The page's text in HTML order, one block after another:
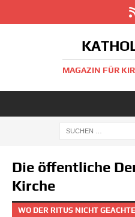
MAGAZIN FÜR
Die öffentliche
Kirche
WO DER RITUS NICHT